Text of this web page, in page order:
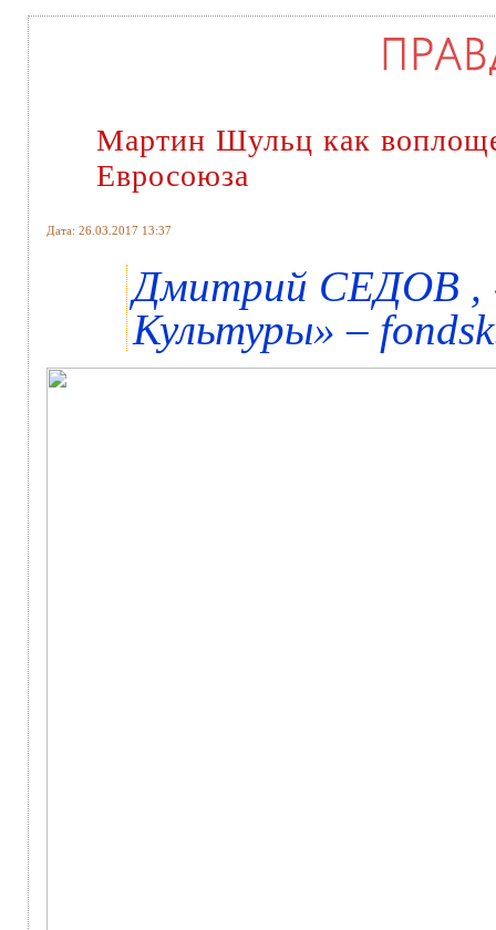
Мартин Шульц как
Евросоюза
Дата: 26.03.2017 13:37
Дмитрий СЕДОВ ,
Культуры» –